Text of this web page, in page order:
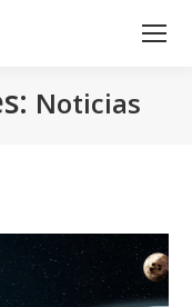
Noticias